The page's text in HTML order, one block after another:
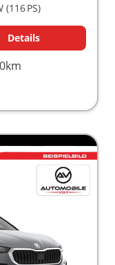
(116 PS)
Details